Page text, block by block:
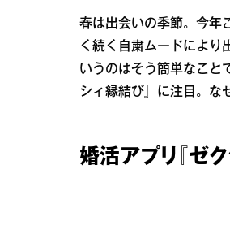
春は出会いの季節。今年
く続く自粛ムードにより
いうのはそう簡単なこと
シィ縁結び』に注目。な
婚活アプリ『ゼ